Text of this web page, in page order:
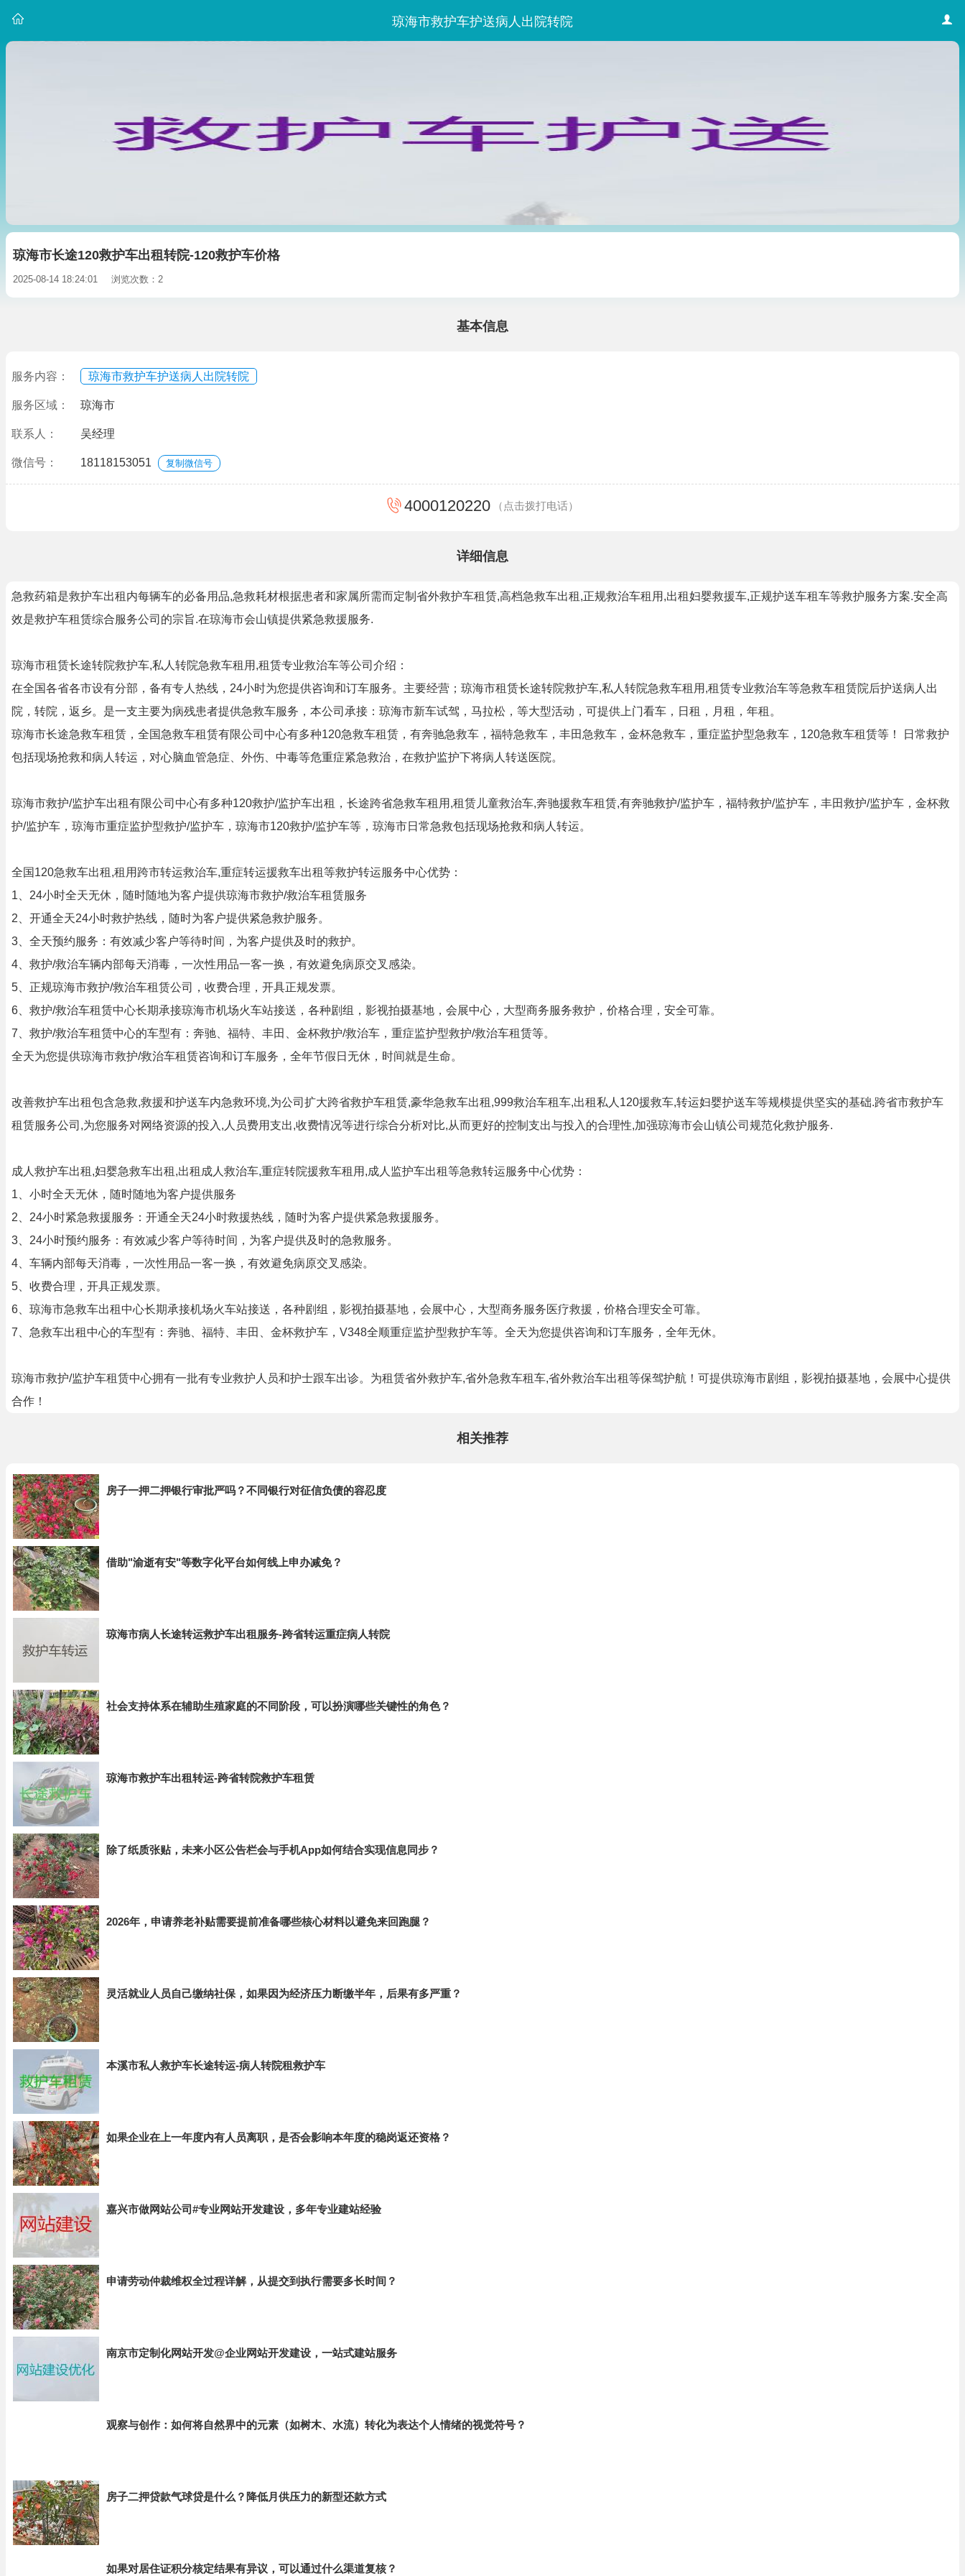
琼海市救护车护送病人出院转院
琼海市长途120救护车出租转院-120救护车价格
2025-08-14 18:24:01 浏览次数：2
基本信息
服务内容： 琼海市救护车护送病人出院转院
服务区域： 琼海市
联系人： 吴经理
微信号： 18118153051 复制微信号
4000120220 （点击拨打电话）
详细信息
急救药箱是救护车出租内每辆车的必备用品,急救耗材根据患者和家属所需而定制省外救护车租赁,高档急救车出租,正规救治车租用,出租妇婴救援车,正规护送车租车等救护服务方案.安全高
效是救护车租赁综合服务公司的宗旨.在琼海市会山镇提供紧急救援服务.
琼海市租赁长途转院救护车,私人转院急救车租用,租赁专业救治车等公司介绍：
在全国各省各市设有分部，备有专人热线，24小时为您提供咨询和订车服务。主要经营；琼海市租赁长途转院救护车,私人转院急救车租用,租赁专业救治车等急救车租赁院后护送病人出
院，转院，返乡。是一支主要为病残患者提供急救车服务，本公司承接：琼海市新车试驾，马拉松，等大型活动，可提供上门看车，日租，月租，年租。
琼海市长途急救车租赁，全国急救车租赁有限公司中心有多种120急救车租赁，有奔驰急救车，福特急救车，丰田急救车，金杯急救车，重症监护型急救车，120急救车租赁等！ 日常救护
包括现场抢救和病人转运，对心脑血管急症、外伤、中毒等危重症紧急救治，在救护监护下将病人转送医院。
琼海市救护/监护车出租有限公司中心有多种120救护/监护车出租，长途跨省急救车租用,租赁儿童救治车,奔驰援救车租赁,有奔驰救护/监护车，福特救护/监护车，丰田救护/监护车，金杯救
护/监护车，琼海市重症监护型救护/监护车，琼海市120救护/监护车等，琼海市日常急救包括现场抢救和病人转运。
全国120急救车出租,租用跨市转运救治车,重症转运援救车出租等救护转运服务中心优势：
1、24小时全天无休，随时随地为客户提供琼海市救护/救治车租赁服务
2、开通全天24小时救护热线，随时为客户提供紧急救护服务。
3、全天预约服务：有效减少客户等待时间，为客户提供及时的救护。
4、救护/救治车辆内部每天消毒，一次性用品一客一换，有效避免病原交叉感染。
5、正规琼海市救护/救治车租赁公司，收费合理，开具正规发票。
6、救护/救治车租赁中心长期承接琼海市机场火车站接送，各种剧组，影视拍摄基地，会展中心，大型商务服务救护，价格合理，安全可靠。
7、救护/救治车租赁中心的车型有：奔驰、福特、丰田、金杯救护/救治车，重症监护型救护/救治车租赁等。
全天为您提供琼海市救护/救治车租赁咨询和订车服务，全年节假日无休，时间就是生命。
改善救护车出租包含急救,救援和护送车内急救环境,为公司扩大跨省救护车租赁,豪华急救车出租,999救治车租车,出租私人120援救车,转运妇婴护送车等规模提供坚实的基础.跨省市救护车
租赁服务公司,为您服务对网络资源的投入,人员费用支出,收费情况等进行综合分析对比,从而更好的控制支出与投入的合理性,加强琼海市会山镇公司规范化救护服务.
成人救护车出租,妇婴急救车出租,出租成人救治车,重症转院援救车租用,成人监护车出租等急救转运服务中心优势：
1、小时全天无休，随时随地为客户提供服务
2、24小时紧急救援服务：开通全天24小时救援热线，随时为客户提供紧急救援服务。
3、24小时预约服务：有效减少客户等待时间，为客户提供及时的急救服务。
4、车辆内部每天消毒，一次性用品一客一换，有效避免病原交叉感染。
5、收费合理，开具正规发票。
6、琼海市急救车出租中心长期承接机场火车站接送，各种剧组，影视拍摄基地，会展中心，大型商务服务医疗救援，价格合理安全可靠。
7、急救车出租中心的车型有：奔驰、福特、丰田、金杯救护车，V348全顺重症监护型救护车等。全天为您提供咨询和订车服务，全年无休。
琼海市救护/监护车租赁中心拥有一批有专业救护人员和护士跟车出诊。为租赁省外救护车,省外急救车租车,省外救治车出租等保驾护航！可提供琼海市剧组，影视拍摄基地，会展中心提供
合作！
相关推荐
房子一押二押银行审批严吗？不同银行对征信负债的容忍度
借助"渝逝有安"等数字化平台如何线上申办减免？
琼海市病人长途转运救护车出租服务-跨省转运重症病人转院
社会支持体系在辅助生殖家庭的不同阶段，可以扮演哪些关键性的角色？
琼海市救护车出租转运-跨省转院救护车租赁
除了纸质张贴，未来小区公告栏会与手机App如何结合实现信息同步？
2026年，申请养老补贴需要提前准备哪些核心材料以避免来回跑腿？
灵活就业人员自己缴纳社保，如果因为经济压力断缴半年，后果有多严重？
本溪市私人救护车长途转运-病人转院租救护车
如果企业在上一年度内有人员离职，是否会影响本年度的稳岗返还资格？
嘉兴市做网站公司#专业网站开发建设，多年专业建站经验
申请劳动仲裁维权全过程详解，从提交到执行需要多长时间？
南京市定制化网站开发@企业网站开发建设，一站式建站服务
观察与创作：如何将自然界中的元素（如树木、水流）转化为表达个人情绪的视觉符号？
房子二押贷款气球贷是什么？降低月供压力的新型还款方式
如果对居住证积分核定结果有异议，可以通过什么渠道复核？